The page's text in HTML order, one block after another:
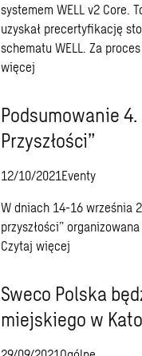
systemem WELL v2 Core.
uzyskał precertyfikację
schematu WELL. Za
więcej
Podsumowanie
Przyszłości”
12/10/2021Eventy
W dniach 14-16 września
przyszłości”
Czytaj więcej
Sweco Polska
miejskiego w